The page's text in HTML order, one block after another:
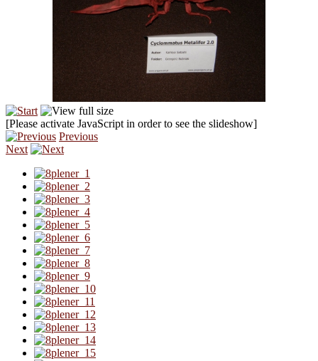
[Please activate JavaScript in order to see the slideshow]
Previous
Next